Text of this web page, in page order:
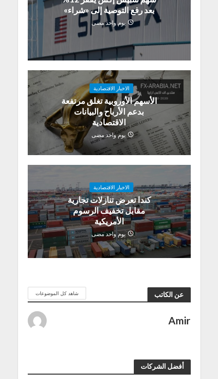
بعد رفع التوصية إلى «شراء»
يوم واحد مضى
الاخبار الاقتصادية
الأسهم الأوروبية تغلق مرتفعة
بدعم الأرباح والبيانات
الاقتصادية
يوم واحد مضى
الاخبار الاقتصادية
كندا تعرض تنازلات تجارية
مقابل تخفيف الرسوم
الأمريكية
يوم واحد مضى
عن الكاتب شاهد كل الموضوعات
Amir
أفضل الشركات